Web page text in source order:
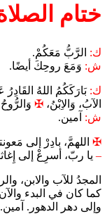
ختام
ك: الرَّبُّ مَعَكُمْ.
ش: وَمَعَ روحِكَ أيضًا.
ك: بَارَكَكُمُ اللهُ
الآبُ، وَالاِبْنُ، ✠
ش: آمين.
✠ اللهمَّ، بادِرْ إلى
– يا ربّ، أسرِعْ إلى
المجدُ للآب والابن،
كما كان في البدء
وإلى دهر الدهور. آمين.